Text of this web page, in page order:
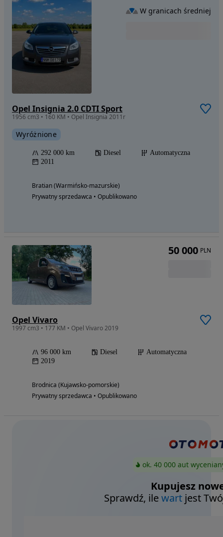
Opel Insignia 2.0 CDTI Sport
1956 cm3 • 160 KM • Opel Insignia 2011r
Wyróżnione
292 000 km Diesel
Automatyczna
2011
Bratian (Warmińsko-mazurskie)
Prywatny sprzedawca • Opublikowano
W granicach średniej
Opel Vivaro
1997 cm3 • 177 KM • Opel Vivaro 2019
96 000 km Diesel
Automatyczna
2019
Brodnica (Kujawsko-pomorskie)
Prywatny sprzedawca • Opublikowano
50 000 PLN
ok. 40 000 aut
Kupujesz
Sprawdź, ilewart jest